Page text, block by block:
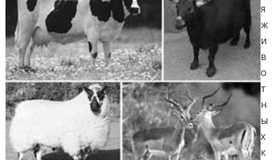
я
ж
и
в
о
т
н
ы
х
к